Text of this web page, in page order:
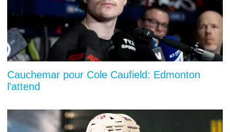
Cauchemar pour Cole Caufield: Edmonton
l'attend